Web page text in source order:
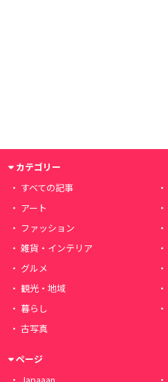
カテゴリー
すべての記事
アート
ファッション
雑貨・インテリア
グルメ
観光・地域
暮らし
古写真
ページ